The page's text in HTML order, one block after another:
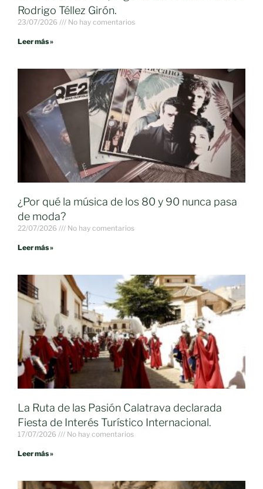
Rodrigo Téllez Girón.
23/07/2026 No hay comentarios
Leer más »
¿Por qué la música de los 80 y 90 nunca pasa
de moda?
22/07/2026 No hay comentarios
Leer más »
La Ruta de las Pasión Calatrava declarada
Fiesta de Interés Turístico Internacional.
17/07/2026 No hay comentarios
Leer más »